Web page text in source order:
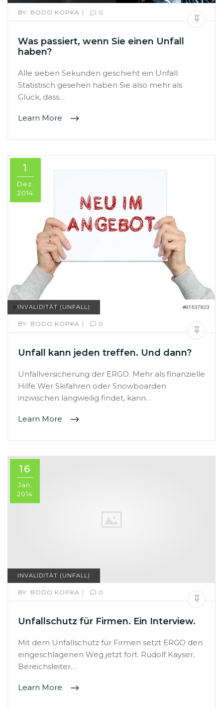
BY: BODO KOPKA | 0
Was passiert, wenn Sie einen Unfall
haben?
Alle sieben Sekunden geschieht ein Unfall.
Statistisch gesehen haben Sie also mehr als
Glück, dass…
Learn More
1
Dez.
2014
INVALIDITÄT (UNFALL)
BY: BODO KOPKA | 0
Unfall kann jeden treffen. Und dann?
Unfallversicherung der ERGO. Mehr als finanzielle
Hilfe Wer Skifahren oder Snowboarden
inzwischen langweilig findet, kann…
Learn More
16
Jan.
2014
INVALIDITÄT (UNFALL)
BY: BODO KOPKA | 0
Unfallschutz für Firmen. Ein Interview.
Mit dem Unfallschutz für Firmen setzt ERGO den
eingeschlagenen Weg jetzt fort. Rudolf Kayser,
Bereichsleiter…
Learn More